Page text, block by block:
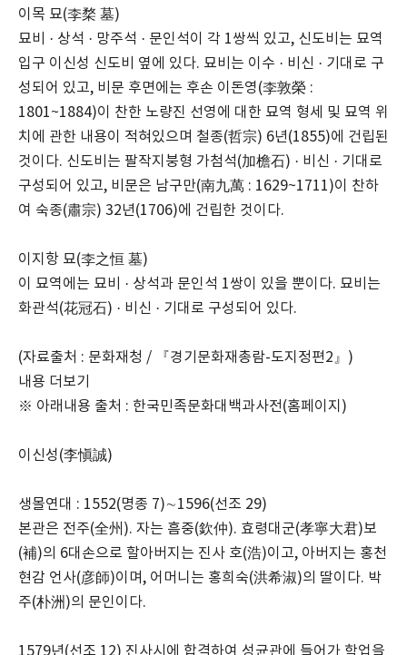
이목 묘(李楘 墓)
묘비 · 상석 · 망주석 · 문인석이 각 1쌍씩 있고, 신도비는 묘역
입구 이신성 신도비 옆에 있다. 묘비는 이수 · 비신 · 기대로 구
성되어 있고, 비문 후면에는 후손 이돈영(李敦榮 :
1801~1884)이 찬한 노량진 선영에 대한 묘역 형세 및 묘역 위
치에 관한 내용이 적혀있으며 철종(哲宗) 6년(1855)에 건립된
것이다. 신도비는 팔작지붕형 가첨석(加檐石) · 비신 · 기대로
구성되어 있고, 비문은 남구만(南九萬 : 1629~1711)이 찬하
여 숙종(肅宗) 32년(1706)에 건립한 것이다.
이지항 묘(李之恒 墓)
이 묘역에는 묘비 · 상석과 문인석 1쌍이 있을 뿐이다. 묘비는
화관석(花冠石) · 비신 · 기대로 구성되어 있다.
(자료출처 : 문화재청 / 『경기문화재총람-도지정편2』)
내용 더보기
※ 아래내용 출처 : 한국민족문화대백과사전(홈페이지)
이신성(李愼誠)
생몰연대 : 1552(명종 7)∼1596(선조 29)
본관은 전주(全州). 자는 흠중(欽仲). 효령대군(孝寧大君)보
(補)의 6대손으로 할아버지는 진사 호(浩)이고, 아버지는 홍천
현감 언사(彦師)이며, 어머니는 홍희숙(洪希淑)의 딸이다. 박
주(朴洲)의 문인이다.
1579년(선조 12) 진사시에 합격하여 성균관에 들어가 학업을